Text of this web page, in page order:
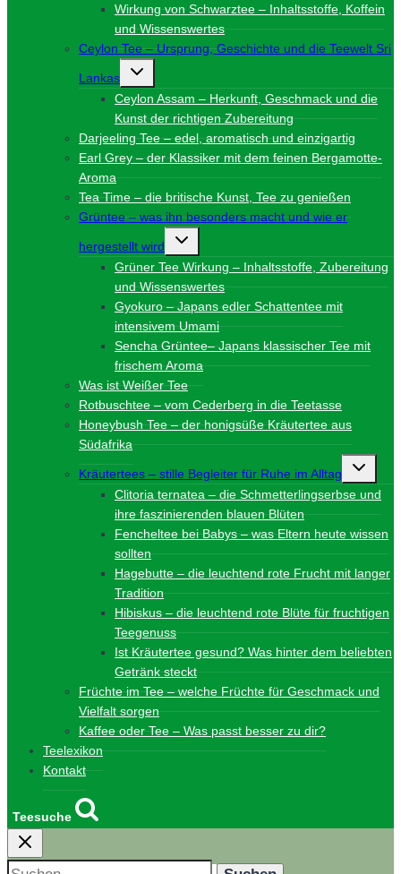
Wirkung von Schwarztee – Inhaltsstoffe, Koffein
und Wissenswertes
Ceylon Tee – Ursprung, Geschichte und die Teewelt Sri
Lankas
Untermenü
umschalten
Ceylon Assam – Herkunft, Geschmack und die
Kunst der richtigen Zubereitung
Darjeeling Tee – edel, aromatisch und einzigartig
Earl Grey – der Klassiker mit dem feinen Bergamotte-
Aroma
Tea Time – die britische Kunst, Tee zu genießen
Grüntee – was ihn besonders macht und wie er
hergestellt wird
Untermenü
umschalten
Grüner Tee Wirkung – Inhaltsstoffe, Zubereitung
und Wissenswertes
Gyokuro – Japans edler Schattentee mit
intensivem Umami
Sencha Grüntee– Japans klassischer Tee mit
frischem Aroma
Was ist Weißer Tee
Rotbuschtee – vom Cederberg in die Teetasse
Honeybush Tee – der honigsüße Kräutertee aus
Südafrika
Kräutertees – stille Begleiter für Ruhe im Alltag
Clitoria ternatea – die Schmetterlingserbse und
ihre faszinierenden blauen Blüten
Fencheltee bei Babys – was Eltern heute wissen
sollten
Hagebutte – die leuchtend rote Frucht mit langer
Tradition
Hibiskus – die leuchtend rote Blüte für fruchtigen
Teegenuss
Ist Kräutertee gesund? Was hinter dem beliebten
Getränk steckt
Früchte im Tee – welche Früchte für Geschmack und
Vielfalt sorgen
Kaffee oder Tee – Was passt besser zu dir?
Teelexikon
Kontakt
Teesuche
Suchen